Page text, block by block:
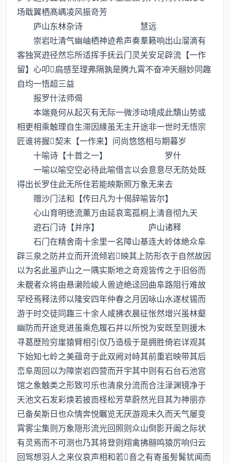
场戢翼栖髙嵎凌风振竒芳
庐山东林杂诗 慧远
崇岩吐清气幽岫栖神迹希声奏羣籁响出山溜滴有
客独冥逰径然忘所适挥手抚云门灵关安足辟流【一作
留】心叩扃感至理弗隔孰是腾九霄不奋冲天翮妙同趣
自均一悟超三益
报罗什法师偈
本端竟何从起灭有无际一微涉动境成此穨山势或
相更相乘触理自生滞因縁虽无主开途非一世时无悟宗
匠谁将握契末【一作来】问尚悠悠相与期暮岁
十喻诗【十首之一】 罗什
一喻以喻空空必待此喻借言以会意意尽无防处既
得出长罗住此无所住若能映斯照万象无来去
赠沙门法和【传曰凡为十偈辞喻皆尔】
心山育明徳流薰万由延哀鸾孤桐上清音彻九天
逰石门诗【并序】 庐山诸释
石门在精舍南十余里一名障山基连大岭体絶众阜
辟三泉之防并立而开流倾岩映其上防形衣于自然故因
以为名此虽庐山之一隅实斯地之竒观皆传之于旧俗而
未覩者众将由悬濑险峻人兽迹絶迳回曲阜路阻行难故
罕经焉释法师以隆安四年仲春之月因咏山水遂杖锡而
游于时交徒同趣三十余人咸拂衣晨征怅然增兴虽林壑
幽防而开途竞进虽乘危履石并以所悦为安既至则援木
寻葛歴险穷崖猿臂相引仅乃造极于是拥胜倚岩详观其
下始知七岭之美蕴竒于此双阙对峙其前重岩映带其后
峦阜周回以为障崇岩四营而开宇其中则有石台石池宫
馆之象触类之形致可乐也清泉分流而合注渌渊镜净于
天池文石发彩焕若披靣柽松芳草蔚然光目其为神丽亦
已备矣斯日也众情奔悦瞩览无厌游观未久而天气屡变
霄雾尘集则万象隠形流光回照则众山倒影开阖之际状
有灵焉而不可测也乃其将登则翔禽拂翮鸣猿厉响归云
回驾想羽人之来仪哀声相和若音之有寄虽髣髴犹闻而